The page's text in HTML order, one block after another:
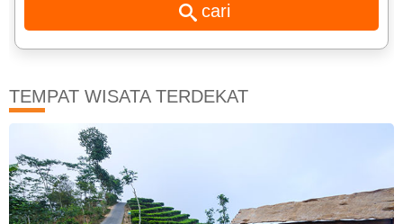
TEMPAT WISATA TERDEKAT